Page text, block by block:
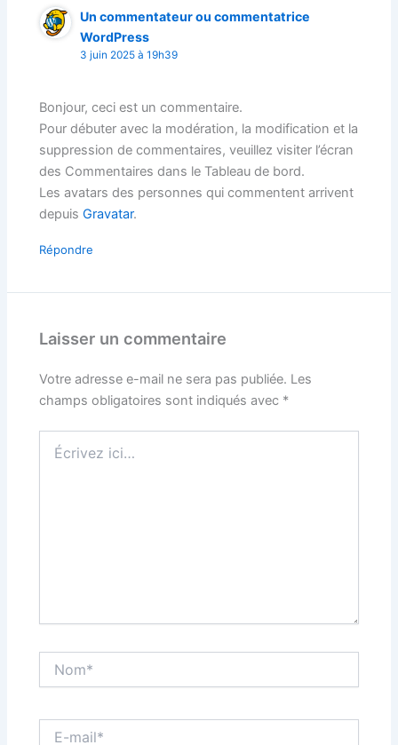
Un commentateur ou commentatrice
WordPress
3 juin 2025 à 19h39
Bonjour, ceci est un commentaire.
Pour débuter avec la modération, la modification et la
suppression de commentaires, veuillez visiter l’écran
des Commentaires dans le Tableau de bord.
Les avatars des personnes qui commentent arrivent
depuisGravatar.
Répondre
Laisser un commentaire
Votre adresse e-mail ne sera pas publiée. Les
champs obligatoires sont indiqués avec *
ici…